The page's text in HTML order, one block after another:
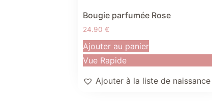
Bougie parfumée Rose
24.90 €
Ajouter au panier
Vue Rapide
Ajouter à la liste de naissance